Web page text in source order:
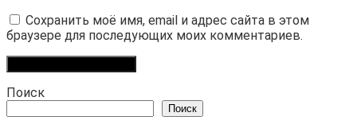
Сохранить моё имя, email и адрес сайта в этом
браузере для последующих моих комментариев.
Поиск
Поиск